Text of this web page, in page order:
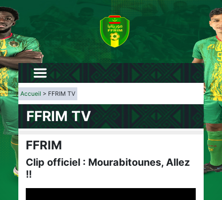
Accueil > FFRIM TV
FFRIM TV
FFRIM
Clip officiel : Mourabitounes, Allez
!!